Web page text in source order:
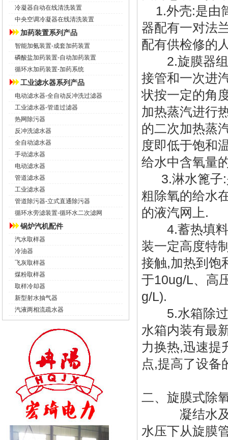
冷凝器自动在线清洗装置
中央空调冷凝器在线清洗装置
加药装置系列产品
智能加氨装置-成套加药装置
磷酸盐加药装置-自动加药装置
循环水加药装置-加药系统
工业滤水器系列产品
电动滤水器-全自动反冲洗过滤器
工业滤水器-管道过滤器
热网除污器
反冲洗滤水器
全自动滤水器
手动滤水器
电动滤水器
管道滤水器
工业滤水器
管道除污器-立式直通除污器
循环水旁滤装置-循环水二次滤网
锅炉汽机配件
汽水取样器
冷油器
飞灰取样器
煤粉取样器
取样冷却器
新型射水抽气器
汽液两相流疏水器
1.外壳:是由
器配有一对法
配有供检修的
2.旋膜器组:
接管和一次进
状按一定的角
加热蒸汽进行
的二次加热蒸
度即低于饱和
给水中含氧量
3.淋水篦子:
粗除氧的给水
的液汽网上.
4.蓄热填料
装一定高度特
接触,加热到饱
于10ug/L、高
g/L).
5.水箱除过
水箱内装有最
力换热,迅速提
点,提高了设备
二、 旋膜式除
凝结水及补
水压下从旋膜